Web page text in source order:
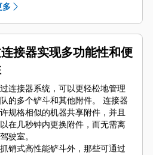
有助于保护铲斗中最常接触和穿
料的部件。
为您的铲斗和应用组合选择正确
GET 来降低维护成本。
齿尖提供多种选择，确保适合您
体应用。 无论您需要获得平整的
底面还是挖掘坚硬、磨蚀性的物
总会有一款齿尖解决方案适合
多
接器实现多功能性和便
连接器系统，可以更轻松地管理
的多个铲斗和其他附件。 连接器
规格相似的机器共享附件，并且
在几秒钟内更换附件，而无需离
驶室。
销式高性能铲斗外，那些可通过